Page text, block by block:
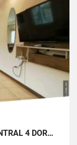
ALTAGRACIA JUNTO A URDESA CENTRAL 4 DORMITORIOS CASA EN VENTA